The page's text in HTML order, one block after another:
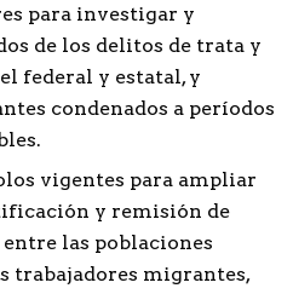
para investigar y
de los delitos de trata y
federal y estatal, y
condenados a períodos
vigentes para ampliar
y remisión de
las poblaciones
trabajadores migrantes,